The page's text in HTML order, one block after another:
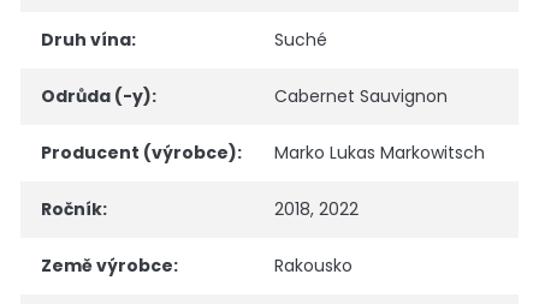
Druh vína: Suché
Odrůda (-y): Cabernet Sauvignon
Producent (výrobce): Marko Lukas Markowitsch
Ročník: 2018, 2022
Země výrobce: Rakousko